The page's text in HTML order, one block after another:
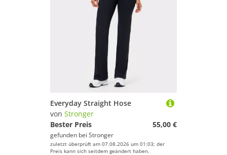
Everyday Straight Hose
von Stronger
Bester Preis
55,00 €
gefunden bei Stronger
zuletzt überprüft am 07.08.2026 um 01:03; der
Preis kann sich seitdem geändert haben.